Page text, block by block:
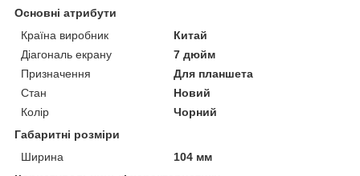
Основні атрибути
Країна виробник
Китай
Діагональ екрану
7 дюйм
Призначення
Для планшета
Стан
Новий
Колір
Чорний
Габаритні розміри
Ширина
104 мм